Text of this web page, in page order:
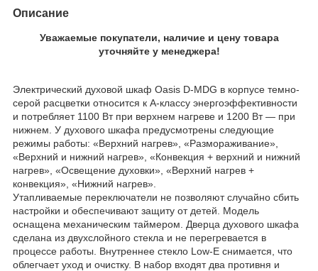
Описание
Уважаемые покупатели, наличие и цену товара
уточняйте у менеджера!
Электрический духовой шкаф Oasis D-MDG в корпусе темно-
серой расцветки относится к А-классу энергоэффективности
и потребляет 1100 Вт при верхнем нагреве и 1200 Вт — при
нижнем. У духового шкафа предусмотрены следующие
режимы работы: «Верхний нагрев», «Размораживание»,
«Верхний и нижний нагрев», «Конвекция + верхний и нижний
нагрев», «Освещение духовки», «Верхний нагрев +
конвекция», «Нижний нагрев».
Утапливаемые переключатели не позволяют случайно сбить
настройки и обеспечивают защиту от детей. Модель
оснащена механическим таймером. Дверца духового шкафа
сделана из двухслойного стекла и не перегревается в
процессе работы. Внутреннее стекло Low-E снимается, что
облегчает уход и очистку. В набор входят два противня и